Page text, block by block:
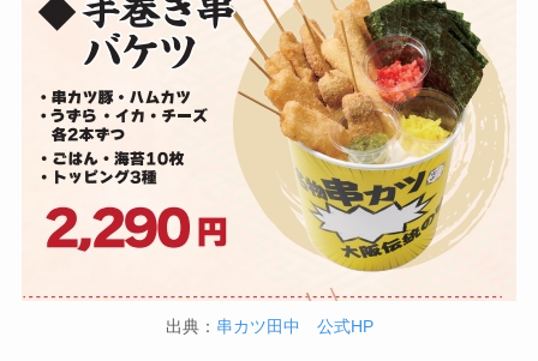
ガストのカロリー低
い順ランキング！多
い順に全メニューま
とめ
大戸屋の注文方法や
頼み方まとめ！利用
可能な支払方法も解
すき家の宅配メニュ
バーミヤンのカロリ
ー低い順ランキン
グ！多い順に全メニ
ューまとめ
デニーズの宅配メニ
ュー一覧！出前デリ
バリーの注文方法も
解説
サイゼリヤの注文方
出典： 串カツ田中 公式HP